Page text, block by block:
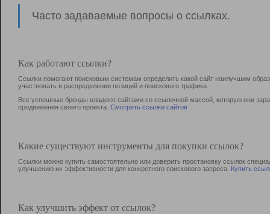
Часто задаваемые вопросы о ссылках.
Как работают ссылки?
Ссылки помогают поисковым системам определить какой сайт наилучшим
участвовать в раcпределении позиций и поискового трафика.
Все успешные бренды владеют сайтами со ссылочной массой, которую они
продвижения своего проекта. Смотреть ссылки сайтов
Какие существуют инструменты для покупки ссылок?
Ссылки можно купить самостоятельно или доверить простановку ссылок
улучшению их эффективности для конкретного поискового запроса. Купить
Как улучшить эффект от ссылок?